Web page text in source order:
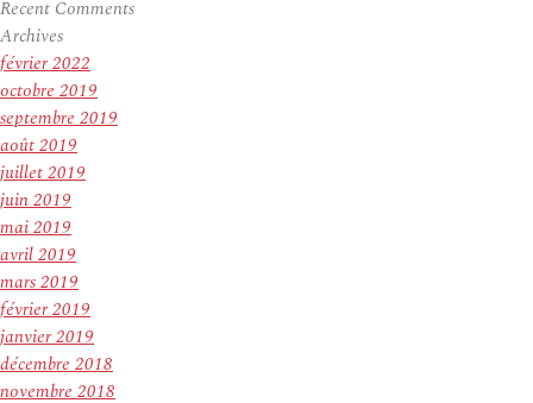
Recent Comments
Archives
février 2022
octobre 2019
septembre 2019
août 2019
juillet 2019
juin 2019
mai 2019
avril 2019
mars 2019
février 2019
janvier 2019
décembre 2018
novembre 2018